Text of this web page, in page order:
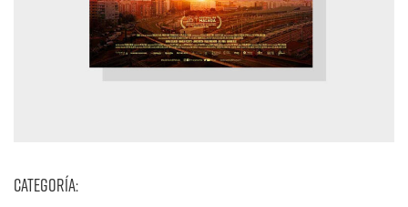
CATEGORÍA: